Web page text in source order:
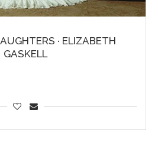
· ELIZABETH
GASKELL